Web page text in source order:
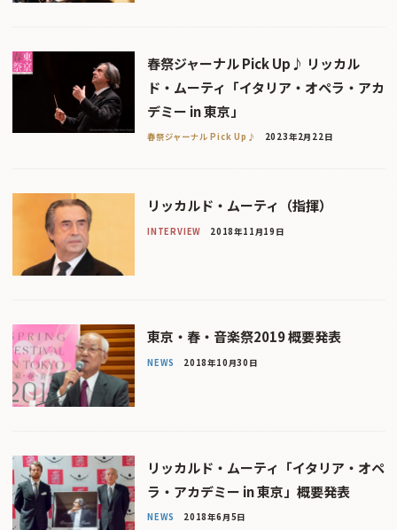
春祭ジャーナル Pick Up♪ リッカル
ド・ムーティ「イタリア・オペラ・アカ
デミー in 東京」
春祭ジャーナル Pick Up♪ 2023年2月22日
リッカルド・ムーティ（指揮）
INTERVIEW 2018年11月19日
東京・春・音楽祭2019 概要発表
NEWS 2018年10月30日
リッカルド・ムーティ「イタリア・オペ
ラ・アカデミー in 東京」概要発表
NEWS 2018年6月5日